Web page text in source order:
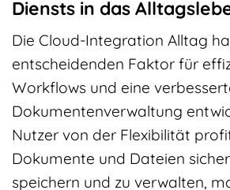
Diensts in das
Die Cloud-Integration Alltag
entscheidenden Faktor für
Workflows und eine
Dokumentenverwaltung
Nutzer von der Flexibilität
Dokumente und Dateien
speichern und zu verwalten,